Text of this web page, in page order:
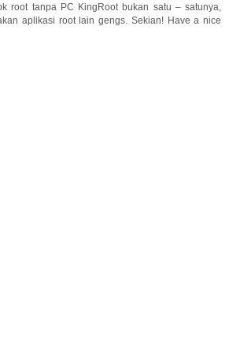
root tanpa PC KingRoot bukan satu – satunya,
aplikasi root lain gengs. Sekian! Have a nice